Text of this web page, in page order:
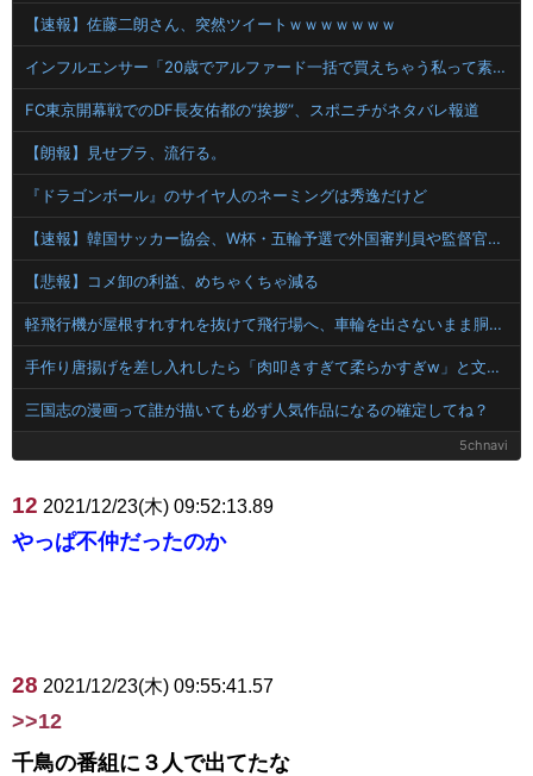
【速報】佐藤二朗さん、突然ツイートｗｗｗｗｗｗｗ
インフルエンサー「20歳でアルファード一括で買えちゃう私って素敵」
FC東京開幕戦でのDF長友佑都の“挨拶”、スポニチがネタバレ報道
【朗報】見せブラ、流行る。
『ドラゴンボール』のサイヤ人のネーミングは秀逸だけど
【速報】韓国サッカー協会、W杯・五輪予選で外国審判員や監督官を性接待！！！！
【悲報】コメ卸の利益、めちゃくちゃ減る
軽飛行機が屋根すれすれを抜けて飛行場へ、車輪を出さないまま胴体着陸「これよりひどい着陸なら山ほど見てきた」【海外の反応】
手作り唐揚げを差し入れしたら「肉叩きすぎて柔らかすぎw」と文句を言うトメ。実は〇〇の唐揚げと知らずバクバク食べるトメにニヤニヤが止まらないｗｗ←大嫌いな食材おいしく食べててワロタ
三国志の漫画って誰が描いても必ず人気作品になるの確定してね？
5chnavi
12 2021/12/23(木) 09:52:13.89
やっぱ不仲だったのか
28 2021/12/23(木) 09:55:41.57
>>12
千鳥の番組に３人で出てたな